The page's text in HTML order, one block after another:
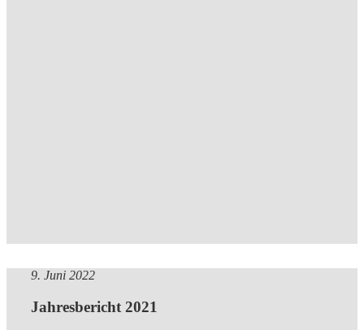
9. Juni 2022
Jahresbericht 2021